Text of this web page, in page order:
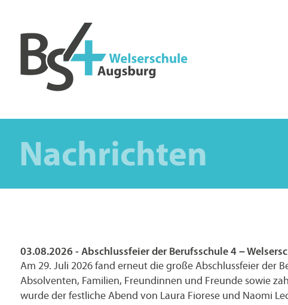
Nachrichten
03.08.2026 - Abschlussfeier der Berufsschule 4 –
Am 29. Juli 2026 fand erneut die große Abschlussfeier der
Absolventen, Familien, Freundinnen und Freunde sowie
wurde der festliche Abend von Laura Fiorese und Naomi